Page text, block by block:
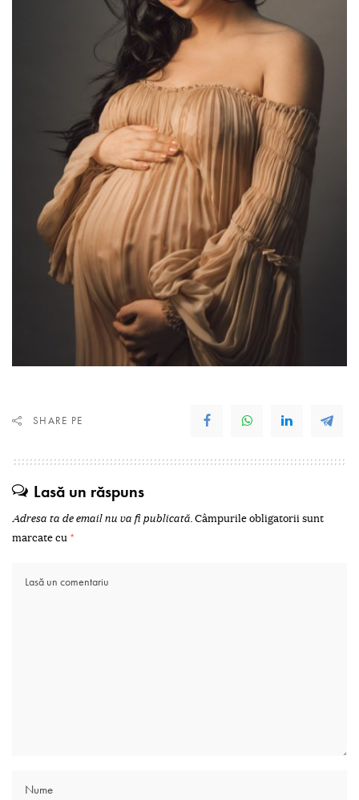
SHARE PE
Lasă un răspuns
Adresa ta de email nu va fi publicată.Câmpurile obligatorii sunt
marcate cu *